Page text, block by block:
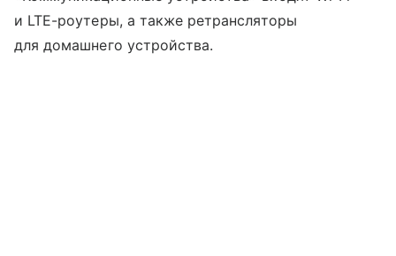
и LTE-роутеры, а также ретрансляторы
для домашнего устройства.